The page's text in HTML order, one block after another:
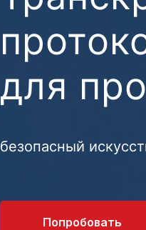
для
безопасный
Попробовать